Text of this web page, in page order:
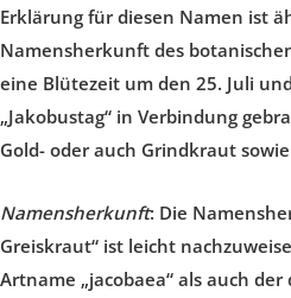
Erklärung für diesen Namen ist
Namensherkunft des
eine Blütezeit um den 25. Juli
„Jakobustag“ in Verbindung
Gold- oder auch Grindkraut
Namensherkunft: Die
Greiskraut“ ist leicht
Artname „jacobaea“ als auch